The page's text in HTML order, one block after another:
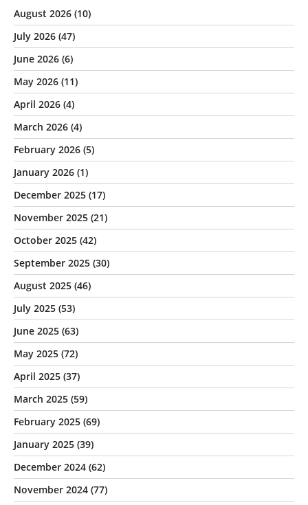
August 2026 (10)
July 2026 (47)
June 2026 (6)
May 2026 (11)
April 2026 (4)
March 2026 (4)
February 2026 (5)
January 2026 (1)
December 2025 (17)
November 2025 (21)
October 2025 (42)
September 2025 (30)
August 2025 (46)
July 2025 (53)
June 2025 (63)
May 2025 (72)
April 2025 (37)
March 2025 (59)
February 2025 (69)
January 2025 (39)
December 2024 (62)
November 2024 (77)